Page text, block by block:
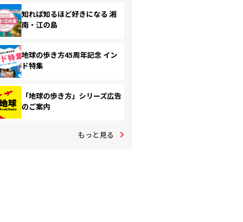
知れば知るほど好きになる 湘
南・江の島
地球の歩き方45周年記念 イン
ド特集
「地球の歩き方」シリーズ広告
のご案内
もっと見る